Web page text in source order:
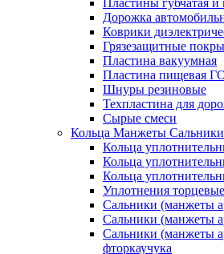
Пластины губчатая и
Дорожка
Коврики
Грязезащитные
Пластина вакуумная
Пластина пищевая
Шнуры резиновые
Техпластина для
Сырые смеси
Кольца Манжеты Сальники
Кольца
Кольца
Кольца
Уплотнения
Сальники (манжеты
Сальники (манжеты
Сальники (манжеты
фторкаучука